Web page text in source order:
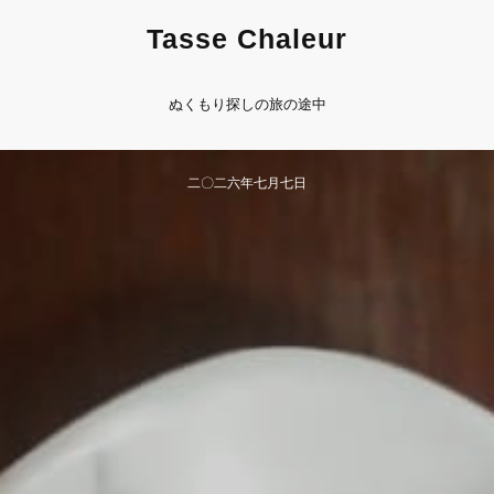
Tasse Chaleur
ぬくもり探しの旅の途中
二〇二六年​七月七日